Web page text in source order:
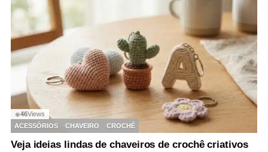
◉46Views
ACESSÓRIOS
CHAVEIRO CROCHÊ
Veja ideias lindas de chaveiros de crochê criativos